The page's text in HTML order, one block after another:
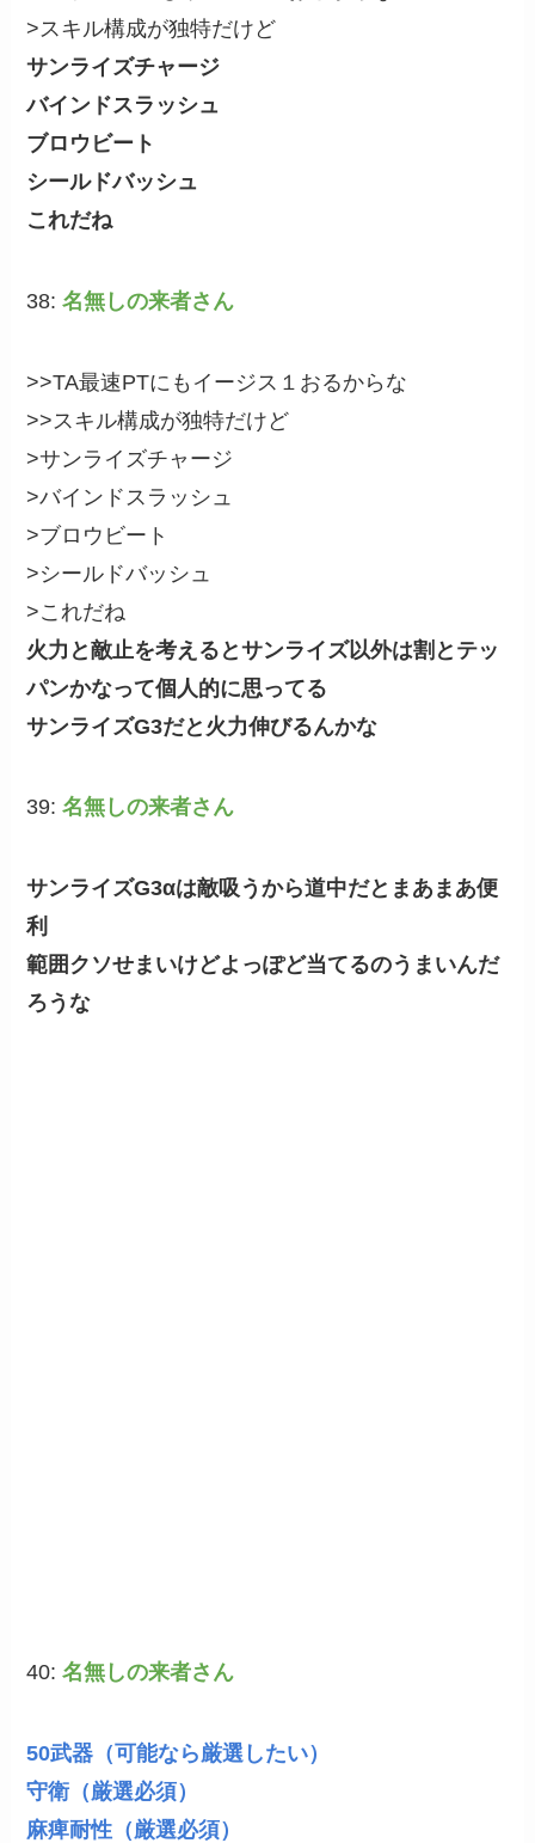
>スキル構成が独特だけど
サンライズチャージ
バインドスラッシュ
ブロウビート
シールドバッシュ
これだね
38:名無しの来者さん
>>TA最速PTにもイージス１おるからな
>>スキル構成が独特だけど
>サンライズチャージ
>バインドスラッシュ
>ブロウビート
>シールドバッシュ
>これだね
火力と敵止を考えるとサンライズ以外は割とテッ
パンかなって個人的に思ってる
サンライズG3だと火力伸びるんかな
39:名無しの来者さん
サンライズG3αは敵吸うから道中だとまあまあ便
利
範囲クソせまいけどよっぽど当てるのうまいんだ
ろうな
40:名無しの来者さん
50武器（可能なら厳選したい）
守衛（厳選必須）
麻痺耐性（厳選必須）